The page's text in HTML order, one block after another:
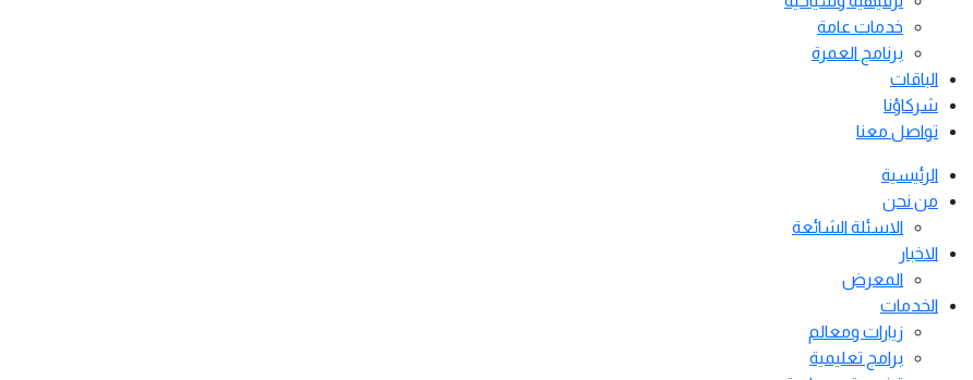
خدمات عامة
برنامج العمرة
الباقات
شركاؤنا
تواصل معنا
الرئيسية
من نحن
الاسئلة الشائعة
الاخبار
المعرض
الخدمات
زيارات ومعالم
برامج تعليمية